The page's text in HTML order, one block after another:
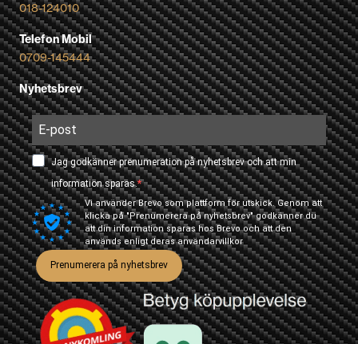
018-124010
Telefon Mobil
0709-145444
Nyhetsbrev
Jag godkänner prenumeration på nyhetsbrev och att min
information sparas.
Vi använder Brevo som plattform för utskick. Genom att
klicka på "Prenumerera på nyhetsbrev" godkänner du
att din information sparas hos Brevo och att den
används enligt derasanvändarvillkor
Prenumerera på nyhetsbrev